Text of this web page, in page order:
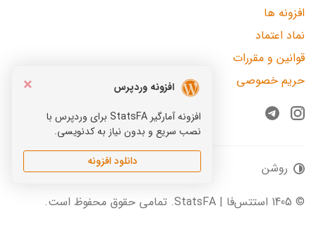
×
افزونه وردپرس
افزونه آمارگیر StatsFA برای وردپرس با
نصب سریع و بدون نیاز به کدنویسی.
دانلود افزونه
افزونه ها
نماد اعتماد
قوانین و مقررات
حریم خصوصی
Instagram
Telegram
© 1405 استتس‌فا | StatsFA. تمامی حقوق محفوظ است.
روشن